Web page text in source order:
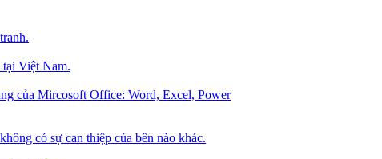
Việt Nam.
của Mircosoft Office: Word, Excel, Power
có sự can thiệp của bên nào khác.